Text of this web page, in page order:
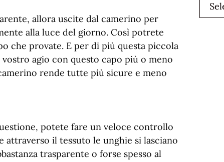
allora uscite dal camerino per
alla luce del giorno. Così potrete
che provate. E per di più questa piccola
vostro agio con questo capo più o meno
rende tutte più sicure e meno
potete fare un veloce controllo
il tessuto le unghie si lasciano
trasparente o forse spesso al